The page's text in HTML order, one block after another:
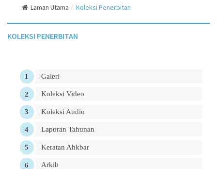
Laman Utama Koleksi Penerbitan
KOLEKSI PENERBITAN
Galeri
Koleksi Video
Koleksi Audio
Laporan Tahunan
Keratan Ahkbar
Arkib